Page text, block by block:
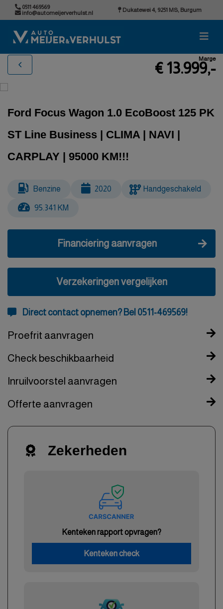
0511 469569
info@automeijerverhulst.nl
Dukatewei 4, 9251 MS, Burgum
Marge
€ 13.999,-
Ford Focus Wagon 1.0 EcoBoost 125 PK
ST Line Business | CLIMA | NAVI |
CARPLAY | 95000 KM!!!
Benzine 2020 Handgeschakeld
95.341 KM
Financiering aanvragen
Verzekeringen vergelijken
Direct contact opnemen? Bel 0511-469569!
Proefrit aanvragen
Check beschikbaarheid
Inruilvoorstel aanvragen
Offerte aanvragen
Zekerheden
Kenteken rapport opvragen?
Kenteken check